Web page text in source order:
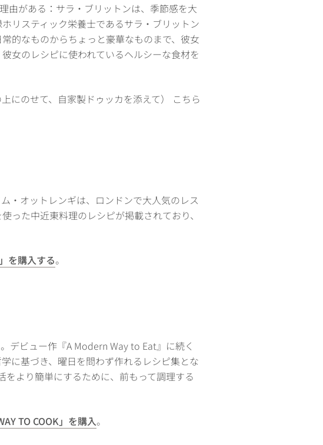
由がある：サラ・ブリットンは、季節感を大
リスティック栄養士であるサラ・ブリットン
的なものからちょっと豪華なものまで、彼女
女のレシピに使われているヘルシーな食材を
にのせて、自家製ドゥッカを添えて） こちら
・オットレンギは、ロンドンで大人気のレス
った中近東料理のレシピが掲載されており、
を購入する。
デビュー作『A Modern Way to Eat』に続く
に基づき、曜日を問わず作れるレシピ集とな
より簡単にするために、前もって調理する
TO COOK」を購入。